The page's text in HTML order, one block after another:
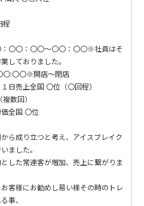
程
：〇〇：〇〇～〇〇：〇〇※社員はそ
しておりました。
〇:〇〇※開店～閉店
日売上全国 〇位（〇回程）
数回）
全国 〇位
ら成り立つと考え、アイスブレイク
ました。
した常連客が増加、売上に繋がりま
客様にお勧めし易い様その時のトレ
事、